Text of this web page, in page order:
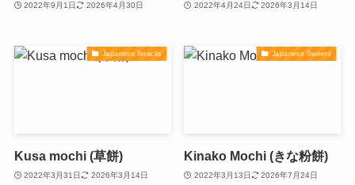
2022年9月1日 2026年4月30日 2022年4月24日 2026年3月14日
Japanese Snacks
Kusa mochi (草餅)
2022年3月31日 2026年3月14日
Japanese Sweets
Kinako Mochi (きな粉餅)
2022年3月13日 2026年7月24日